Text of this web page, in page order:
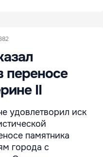
переносе
II
удовлетворил иск
памятника
города с